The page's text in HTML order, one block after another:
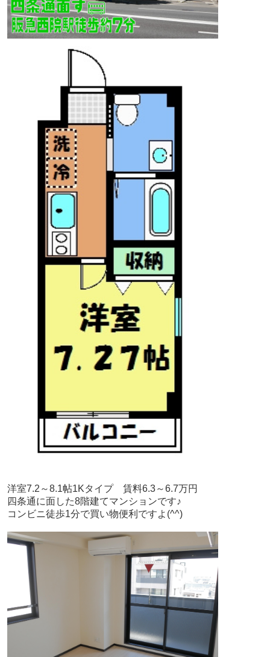
洋室7.2～8.1帖1Kタイプ 賃料6.3～6.7万円
四条通に面した8階建てマンションです♪
コンビニ徒歩1分で買い物便利ですよ(^^)